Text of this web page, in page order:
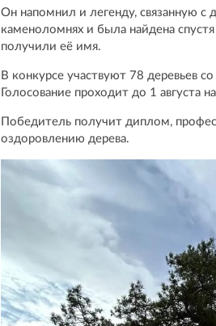
Он напомнил и легенду, связанную с
каменоломнях и была найдена
получили её имя.
В конкурсе участвуют 78 деревьев
Голосование проходит до 1 августа
Победитель получит диплом,
оздоровлению дерева.